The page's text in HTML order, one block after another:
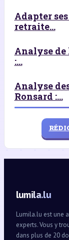
Adapter
retraite...
Analyse de
:...
Analyse
Ronsard :...
lumila.lu
Lumila.lu est une
experts. Vous y
dans plus de 20